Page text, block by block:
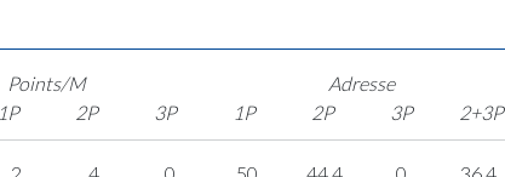
Points/M
1P 2P 3P
Adresse
1P
2P 3P 2+3P